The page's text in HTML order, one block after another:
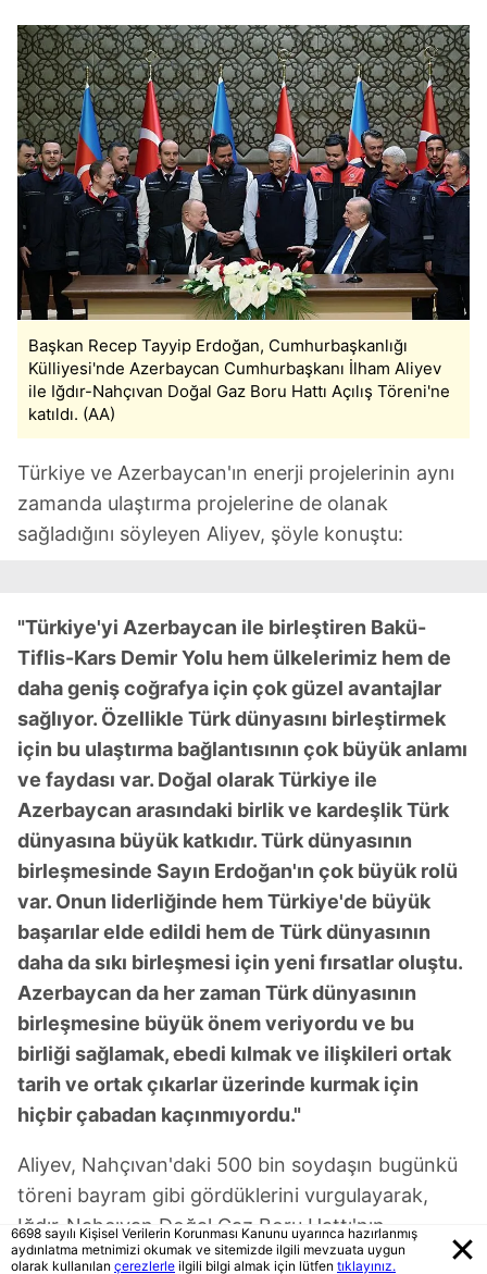
Başkan Recep Tayyip Erdoğan, Cumhurbaşkanlığı
Külliyesi'nde Azerbaycan Cumhurbaşkanı İlham Aliyev
ile Iğdır-Nahçıvan Doğal Gaz Boru Hattı Açılış Töreni'ne
katıldı. (AA)
Türkiye ve Azerbaycan'ın enerji projelerinin aynı
zamanda ulaştırma projelerine de olanak
sağladığını söyleyen Aliyev, şöyle konuştu:
"Türkiye'yi Azerbaycan ile birleştiren Bakü-
Tiflis-Kars Demir Yolu hem ülkelerimiz hem de
daha geniş coğrafya için çok güzel avantajlar
sağlıyor. Özellikle Türk dünyasını birleştirmek
için bu ulaştırma bağlantısının çok büyük anlamı
ve faydası var. Doğal olarak Türkiye ile
Azerbaycan arasındaki birlik ve kardeşlik Türk
dünyasına büyük katkıdır. Türk dünyasının
birleşmesinde Sayın Erdoğan'ın çok büyük rolü
var. Onun liderliğinde hem Türkiye'de büyük
başarılar elde edildi hem de Türk dünyasının
daha da sıkı birleşmesi için yeni fırsatlar oluştu.
Azerbaycan da her zaman Türk dünyasının
birleşmesine büyük önem veriyordu ve bu
birliği sağlamak, ebedi kılmak ve ilişkileri ortak
tarih ve ortak çıkarlar üzerinde kurmak için
hiçbir çabadan kaçınmıyordu."
Aliyev, Nahçıvan'daki 500 bin soydaşın bugünkü
töreni bayram gibi gördüklerini vurgulayarak,
Iğdır-Nahçıvan Doğal Gaz Boru Hattı'nın
yapımında emeği geçenlere teşekkür etti.
6698 sayılı Kişisel Verilerin Korunması Kanunu uyarınca hazırlanmış
aydınlatma metnimizi okumak ve sitemizde ilgili mevzuata uygun
olarak kullanılan çerezlerle ilgili bilgi almak için lütfen tıklayınız.